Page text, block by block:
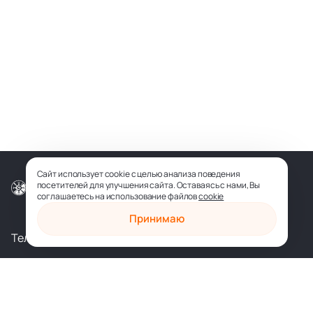
© ООО «СОФИЯ-МЕДИА», 2026
Телеграм Вконтакте
Сайт использует cookie с целью анализа поведения
посетителей для улучшения сайта. Оставаясь с нами, Вы
соглашаетесь на использование файловcookie
Принимаю